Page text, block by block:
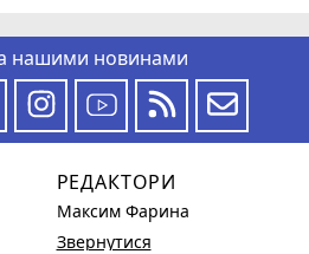
нашими новинами
РЕДАКТОРИ
Максим Фарина
Звернутися